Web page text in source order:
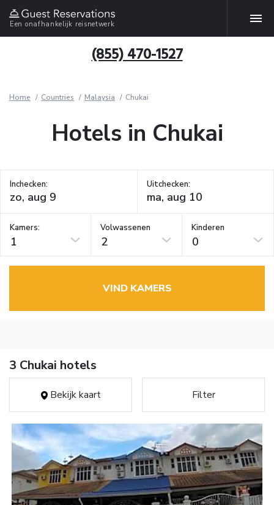
Een onafhankelijk reisnetwerk
(855) 470-1527
Home Countries Malaysia Chukai
Hotels in Chukai
Inchecken: Uitchecken:
Kamers:
1
Volwassenen
2
Kinderen
0
VIND KAMERS
3 Chukai hotels
Bekijk kaart Filter